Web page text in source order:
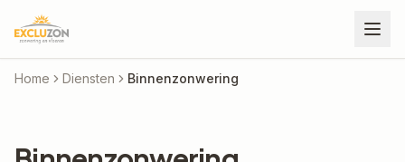
Home Diensten Binnenzonwering